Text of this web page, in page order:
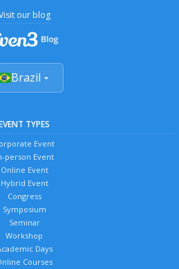
our blog
Brazil
TYPES
Event
person Event
Online Event
Hybrid Event
Congress
Symposium
Seminar
Workshop
Days
Courses